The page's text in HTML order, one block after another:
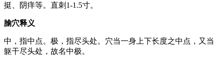
挺、阴痒等。直刺1-1.5寸。
腧穴释义
中，指中点。极，指尽头处。穴当一身上下长度之中点，又当
躯干尽头处，故名中极。